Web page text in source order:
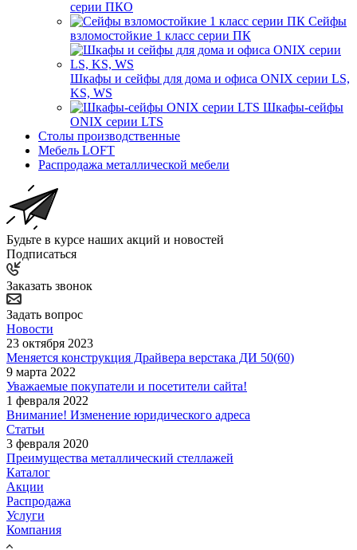
серии ПКО
Сейфы
взломостойкие 1 класс серии ПК
Шкафы и сейфы для дома и офиса ONIX серии LS,
KS, WS
Шкафы-сейфы
ONIX серии LTS
Столы производственные
Мебель LOFT
Распродажа металлической мебели
Будьте в курсе наших акций и новостей
Подписаться
Заказать звонок
Задать вопрос
Новости
23 октября 2023
Меняется конструкция Драйвера верстака ДИ 50(60)
9 марта 2022
Уважаемые покупатели и посетители сайта!
1 февраля 2022
Внимание! Изменение юридического адреса
Статьи
3 февраля 2020
Преимущества металлический стеллажей
Каталог
Акции
Распродажа
Услуги
Компания